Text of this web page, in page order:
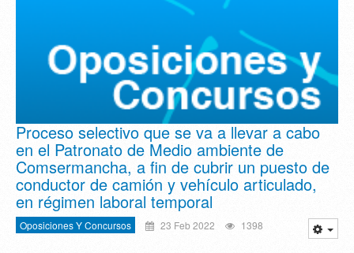
Proceso selectivo que se va a llevar a cabo
en el Patronato de Medio ambiente de
Comsermancha, a fin de cubrir un puesto de
conductor de camión y vehículo articulado,
en régimen laboral temporal
Oposiciones Y Concursos 23 Feb 2022 1398